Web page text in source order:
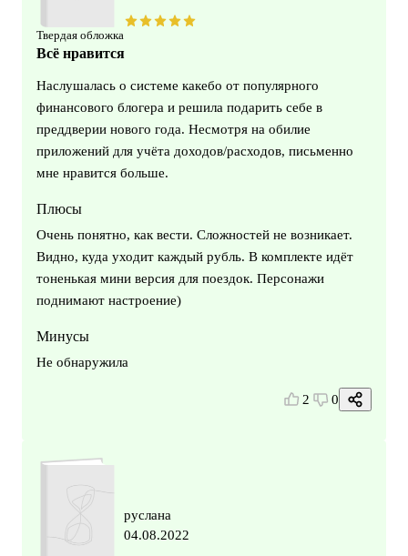
Твердая обложка
Всё нравится
Наслушалась о системе какебо от популярного
финансового блогера и решила подарить себе в
преддверии нового года. Несмотря на обилие
приложений для учёта доходов/расходов, письменно
мне нравится больше.
Плюсы
Очень понятно, как вести. Сложностей не возникает.
Видно, куда уходит каждый рубль. В комплекте идёт
тоненькая мини версия для поездок. Персонажи
поднимают настроение)
Минусы
Не обнаружила
2 0
руслана
04.08.2022